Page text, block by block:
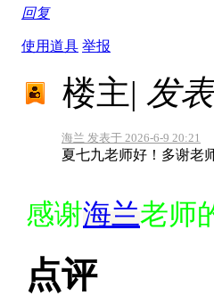
回复
使用道具 举报
楼主| 发
海兰 发表于 2026-6-9 20:21
夏七九老师好！多谢老
感谢海兰老师
点评